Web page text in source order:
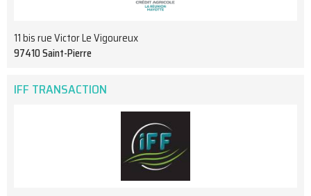
11 bis rue Victor Le Vigoureux
97410 Saint-Pierre
IFF TRANSACTION